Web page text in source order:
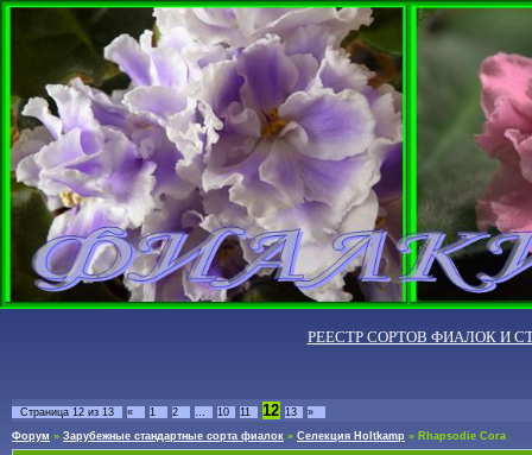
РЕЕСТР СОРТОВ ФИАЛОК И
Страница 12 из 13 « 1 2 … 10 11 12 13
»
Форум » Зарубежные стандартные сорта фиалок » Селекция Holtkamp » Rhapsodie Cora